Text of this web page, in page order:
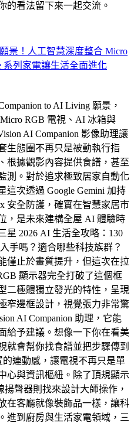
的看法留下來一起交流。
景！人工智慧深度整合 Micro
系列家電讓生活全面進化
to AI Living 願景，
RGB 電視、AI 冰箱與
AI Companion 影像助理讓
生態圈不再只是被動執行指
根據觀影內容提供食譜，甚至
測。對於追求極致居家自動化
次透過 Google Gemini 加持
安全防護，確實在智慧家居市
，是未來建構全屋 AI 體驗時
星 2026 AI 生活全攻略：130
手嗎？適合哪些科技族群？
僅止於畫質提升，但這次在拉
顯示器完全打破了這個框
二極體獨立發光的特性，呈現
窄邊框設計，視覺張力非常驚
AI Companion 助理，它能
給予建議。想像一下你在看美
就會幫你找食譜並把步驟傳到
連動感，讓電視不再只是單
心與資訊樞紐。除了頂規顯示
揚聲器則找來設計大師操作，
在客廳就像裝飾品一樣，讓科
進到廚房與生活家電領域，三